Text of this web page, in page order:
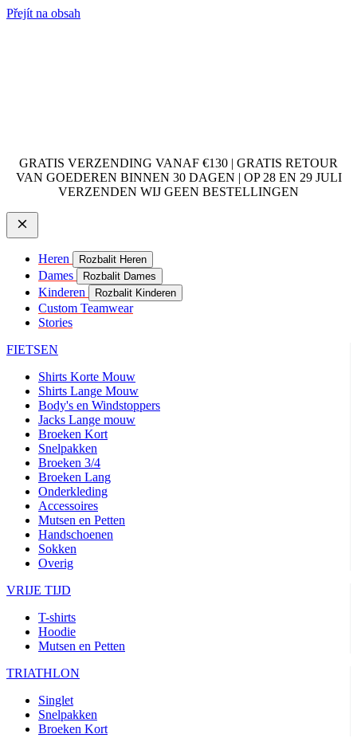
Přejít na obsah
GRATIS VERZENDING VANAF €130 | GRATIS RETOUR
VAN GOEDEREN BINNEN 30 DAGEN | OP 28 EN 29 JULI
VERZENDEN WIJ GEEN BESTELLINGEN
Heren Rozbalit Heren
Dames Rozbalit Dames
Kinderen Rozbalit Kinderen
Custom Teamwear
Stories
FIETSEN
Shirts Korte Mouw
Shirts Lange Mouw
Body's en Windstoppers
Jacks Lange mouw
Broeken Kort
Snelpakken
Broeken 3/4
Broeken Lang
Onderkleding
Accessoires
Mutsen en Petten
Handschoenen
Sokken
Overig
VRIJE TIJD
T-shirts
Hoodie
Mutsen en Petten
TRIATHLON
Singlet
Snelpakken
Broeken Kort